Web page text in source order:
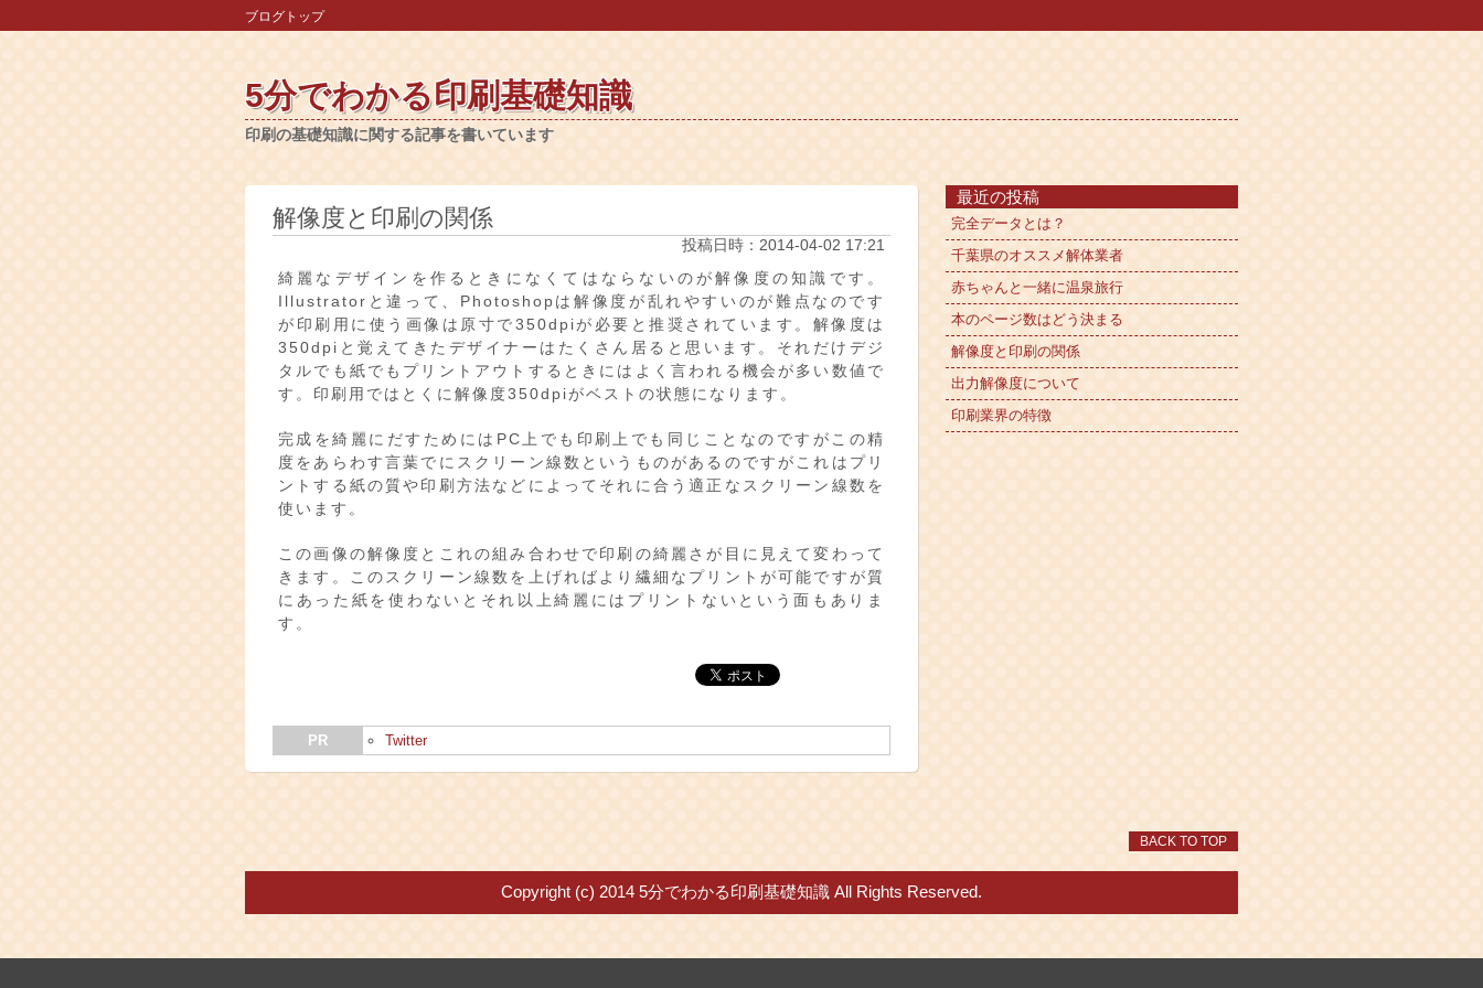
ブログトップ
5分でわかる印刷基礎知識
印刷の基礎知識に関する記事を書いています
解像度と印刷の関係
投稿日時： 2014-04-02 17:21
綺麗なデザインを作るときになくてはならないのが解像度の知識です。
Illustratorと違って、Photoshopは解像度が乱れやすいのが難点なのです
が印刷用に使う画像は原寸で350dpiが必要と推奨されています。解像度は
350dpiと覚えてきたデザイナーはたくさん居ると思います。それだけデジ
タルでも紙でもプリントアウトするときにはよく言われる機会が多い数値で
す。印刷用ではとくに解像度350dpiがベストの状態になります。
完成を綺麗にだすためにはPC上でも印刷上でも同じことなのですがこの精
度をあらわす言葉でにスクリーン線数というものがあるのですがこれはプリ
ントする紙の質や印刷方法などによってそれに合う適正なスクリーン線数を
使います。
この画像の解像度とこれの組み合わせで印刷の綺麗さが目に見えて変わって
きます。このスクリーン線数を上げればより繊細なプリントが可能ですが質
にあった紙を使わないとそれ以上綺麗にはプリントないという面もありま
す。
PR Twitter
最近の投稿
完全データとは？
千葉県のオススメ解体業者
赤ちゃんと一緒に温泉旅行
本のページ数はどう決まる
解像度と印刷の関係
出力解像度について
印刷業界の特徴
BACK TO TOP
Copyright (c) 2014 5分でわかる印刷基礎知識 All Rights Reserved.